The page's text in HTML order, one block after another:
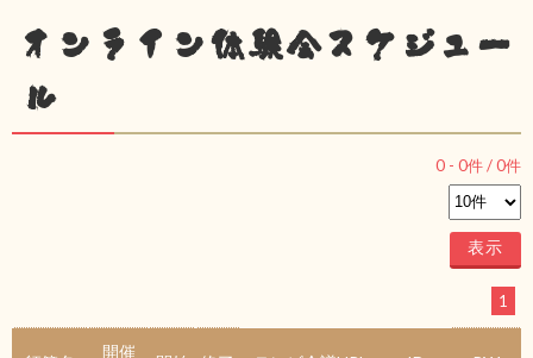
オンライン体験会スケジュー
ル
0 - 0件 /0件
1
開催